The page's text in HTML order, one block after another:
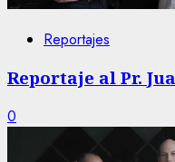
Reportajes
Reportaje al Pr.
0